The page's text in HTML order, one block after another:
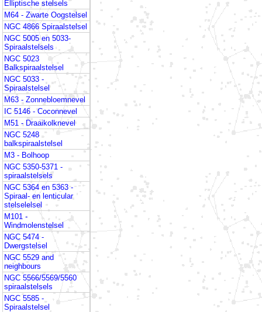
Elliptische stelsels
M64 - Zwarte Oogstelsel
NGC 4866 Spiraalstelsel
NGC 5005 en 5033-
Spiraalstelsels
NGC 5023
Balkspiraalstelsel
NGC 5033 -
Spiraalstelsel
M63 - Zonnebloemnevel
IC 5146 - Coconnevel
M51 - Draaikolknevel
NGC 5248
balkspiraalstelsel
M3 - Bolhoop
NGC 5350-5371 -
spiraalstelsels
NGC 5364 en 5363 -
Spiraal- en lenticular
stelselelsel
M101 -
Windmolenstelsel
NGC 5474 -
Dwergstelsel
NGC 5529 and
neighbours
NGC 5566/5569/5560
spiraalstelsels
NGC 5585 -
Spiraalstelsel